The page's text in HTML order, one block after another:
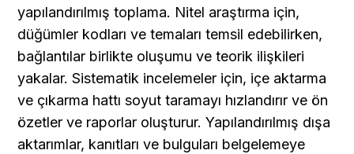
yapılandırılmış toplama. Nitel araştırma için,
düğümler kodları ve temaları temsil edebilirken,
bağlantılar birlikte oluşumu ve teorik ilişkileri
yakalar. Sistematik incelemeler için, içe aktarma
ve çıkarma hattı soyut taramayı hızlandırır ve ön
özetler ve raporlar oluşturur. Yapılandırılmış dışa
aktarımlar, kanıtları ve bulguları belgelemeye